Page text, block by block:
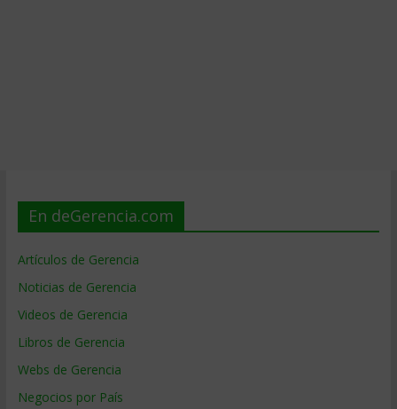
En deGerencia.com
Artículos de Gerencia
Noticias de Gerencia
Videos de Gerencia
Libros de Gerencia
Webs de Gerencia
Negocios por País